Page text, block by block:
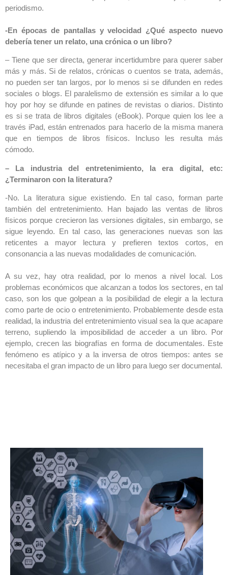
periodismo.
-En épocas de pantallas y velocidad ¿Qué aspecto nuevo
debería tener un relato, una crónica o un libro?
– Tiene que ser directa, generar incertidumbre para querer saber
más y más. Si de relatos, crónicas o cuentos se trata, además,
no pueden ser tan largos, por lo menos si se difunden en redes
sociales o blogs. El paralelismo de extensión es similar a lo que
hoy por hoy se difunde en patines de revistas o diarios. Distinto
es si se trata de libros digitales (eBook). Porque quien los lee a
través iPad, están entrenados para hacerlo de la misma manera
que en tiempos de libros físicos. Incluso les resulta más
cómodo.
– La industria del entretenimiento, la era digital, etc:
¿Terminaron con la literatura?
-No. La literatura sigue existiendo. En tal caso, forman parte
también del entretenimiento. Han bajado las ventas de libros
físicos porque crecieron las versiones digitales, sin embargo, se
sigue leyendo. En tal caso, las generaciones nuevas son las
reticentes a mayor lectura y prefieren textos cortos, en
consonancia a las nuevas modalidades de comunicación.
A su vez, hay otra realidad, por lo menos a nivel local. Los
problemas económicos que alcanzan a todos los sectores, en tal
caso, son los que golpean a la posibilidad de elegir a la lectura
como parte de ocio o entretenimiento. Probablemente desde esta
realidad, la industria del entretenimiento visual sea la que acapare
terreno, supliendo la imposibilidad de acceder a un libro. Por
ejemplo, crecen las biografías en forma de documentales. Este
fenómeno es atípico y a la inversa de otros tiempos: antes se
necesitaba el gran impacto de un libro para luego ser documental.